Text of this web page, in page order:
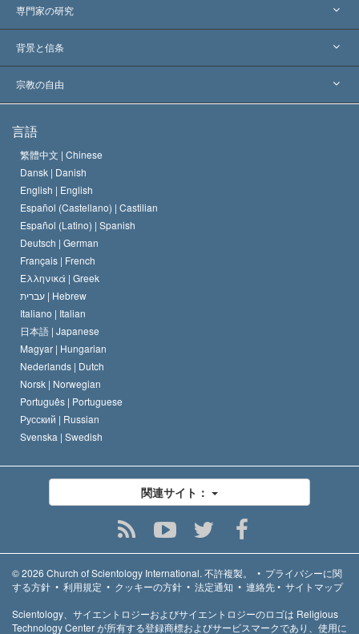
アメリカ
世界各地での認可
主要な裁定
専門家の研究
各分野の専門家による見解
世界を代表する専門家
背景と信条
L. ロン ハバード
サイエントロジー教会の信条
サイエントロジストの規律
デビッド･ミスキャベッジ
宗教の自由
何でしょう？
人権の国際基準
宗教に関する宣言
言語
繁體中文 | Chinese
Dansk | Danish
English | English
Español (Castellano) | Castilian
Español (Latino) | Spanish
Deutsch | German
Français | French
Ελληνικά | Greek
עברית | Hebrew
Italiano | Italian
日本語 | Japanese
Magyar | Hungarian
Nederlands | Dutch
Norsk | Norwegian
Português | Portuguese
Русский | Russian
Svenska | Swedish
関連サイト：
© 2026 Church of Scientology International. 不許複製。 • プライバシーに関
する方針 • 利用規定 • クッキーの方針 • 法定通知 • 連絡先• サイトマップ
Scientology、サイエントロジーおよびサイエントロジーのロゴは Religious
Technology Center が所有する登録商標およびサービスマークであり、使用に